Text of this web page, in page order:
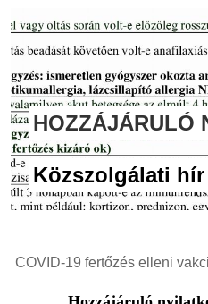
HOZZÁJÁRULÓ
Közszolgálati hír
COVID-19 fertőzés elleni